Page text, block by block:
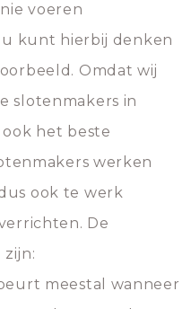
voeren
kunt hierbij denken
Omdat wij
slotenmakers in
het beste
werken
ook te werk
De
meestal wanneer